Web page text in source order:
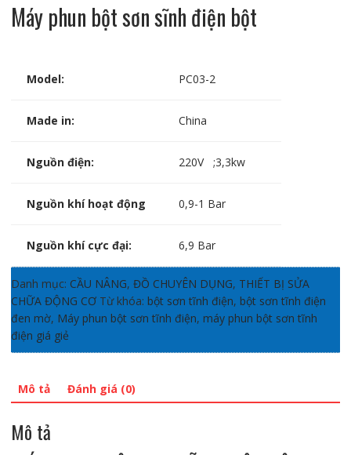
Máy phun bột sơn sĩnh điện bột
Model: PC03-2
Made in: China
Nguồn điện: 220V ;3,3kw
Nguồn khí hoạt động 0,9-1 Bar
Nguồn khí cực đại: 6,9 Bar
Danh mục: CẦU NÂNG, ĐỒ CHUYÊN DỤNG, THIẾT BỊ SỬA
CHỮA ĐỘNG CƠ Từ khóa: bột sơn tĩnh điện, bột sơn tĩnh điện
đen mờ, Máy phun bột sơn tĩnh điện, máy phun bột sơn tĩnh
điện giá giẻ
Mô tả Đánh giá (0)
Mô tả